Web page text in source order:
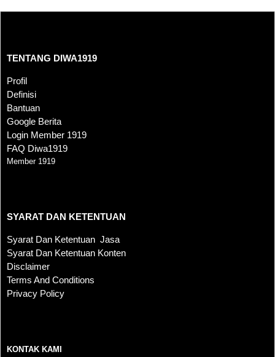
TENTANG DIWA1919
Profil
Definisi
Bantuan
Google Berita
Login Member 1919
FAQ Diwa1919
Member 1919
SYARAT DAN KETENTUAN
Syarat Dan Ketentuan Jasa
Syarat Dan Ketentuan Konten
Disclaimer
Terms And Conditions
Privacy Policy
KONTAK KAMI